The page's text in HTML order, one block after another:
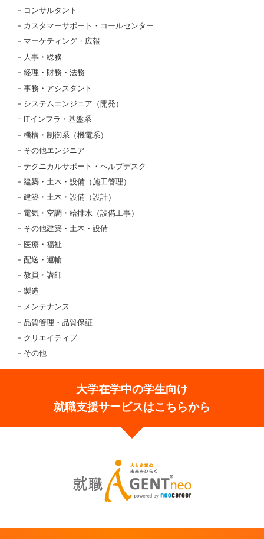
コンサルタント
カスタマーサポート・コールセンター
マーケティング・広報
人事・総務
経理・財務・法務
事務・アシスタント
システムエンジニア（開発）
ITインフラ・基盤系
機構・制御系（機電系）
その他エンジニア
テクニカルサポート・ヘルプデスク
建築・土木・設備（施工管理）
建築・土木・設備（設計）
電気・空調・給排水（設備工事）
その他建築・土木・設備
医療・福祉
配送・運輸
教員・講師
製造
メンテナンス
品質管理・品質保証
クリエイティブ
その他
大学在学中の学生向け
就職支援サービスはこちらから